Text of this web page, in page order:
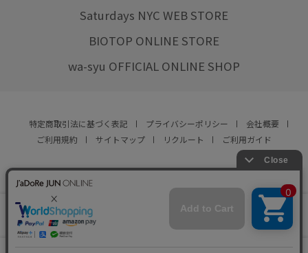
Saturdays NYC WEB STORE
BIOTOP ONLINE STORE
wa-syu OFFICIAL ONLINE SHOP
特定商取引法に基づく表記 プライバシーポリシー
会社概要
ご利用規約
サイトマップ リクルート ご利用ガイド
© JUN CO.,LTD. ALL RIGHTS RESERVED.
店舗在庫
をみる
この商品は現在販売しておりません